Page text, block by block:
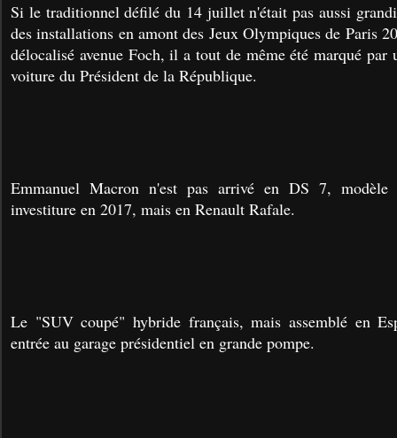
Si le traditionnel défilé du 14 juillet n'était pas aussi
des installations en amont des Jeux Olympiques de Paris
délocalisé avenue Foch, il a tout de même été marqué par
voiture du Président de la République.
Emmanuel Macron n'est pas arrivé en DS 7,
investiture en 2017, mais en Renault Rafale.
Le "SUV coupé" hybride français, mais assemblé en
entrée au garage présidentiel en grande pompe.